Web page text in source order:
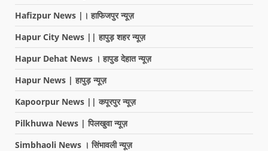
Hafizpur News |। हाफिजपुर न्यूज़
Hapur City News || हापुड़ शहर न्यूज़
Hapur Dehat News । हापुड देहात न्यूज़
Hapur News | हापुड़ न्यूज़
Kapoorpur News || कपूरपुर न्यूज़
Pilkhuwa News | पिलखुवा न्यूज़
Simbhaoli News । सिंभावली न्यूज़